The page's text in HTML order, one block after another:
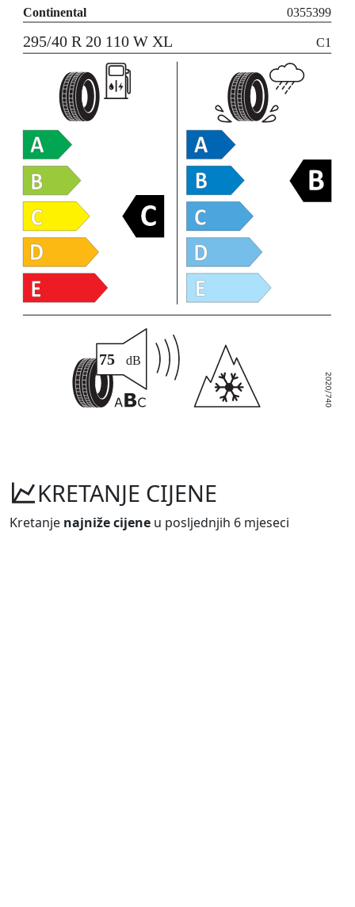
KRETANJE CIJENE
Kretanje najniže cijene u posljednjih 6 mjeseci